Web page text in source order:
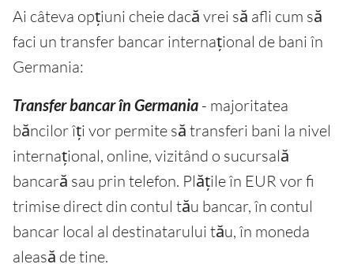
Ai câteva opțiuni cheie dacă vrei să afli cum să
faci un transfer bancar internațional de bani în
Germania:
Transfer bancar în Germania - majoritatea
băncilor îți vor permite să transferi bani la nivel
internațional, online, vizitând o sucursală
bancară sau prin telefon. Plățile în EUR vor fi
trimise direct din contul tău bancar, în contul
bancar local al destinatarului tău, în moneda
aleasă de tine.